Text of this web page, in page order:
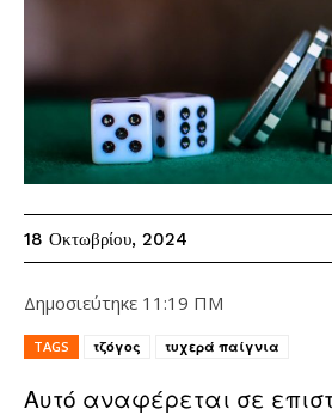
18 Οκτωβρίου, 2024
Δημοσιεύτηκε 11:19 ΠΜ
TAGS τζόγος τυχερά παίγνια
Αυτό αναφέρεται σε